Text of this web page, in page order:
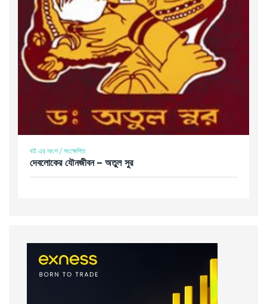
বই এর অংশ / সংক্ষেপিত
দেবলোকের যৌনজীবন – অতুল সুর